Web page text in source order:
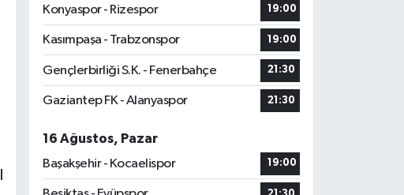
Konyaspor - Rizespor
19:00
Kasımpaşa - Trabzonspor 19:00
Gençlerbirliği S.K. - Fenerbahçe 21:30
Gaziantep FK - Alanyaspor 21:30
16 Ağustos, Pazar
Başakşehir - Kocaelispor
19:00